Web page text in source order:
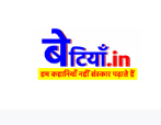
content